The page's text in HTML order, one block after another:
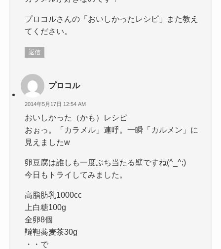
プロコルさんの「おいしかったレシピ」また教え
てください。
返信
プロコル
2014年5月17日 12:54 AM
おいしかった（かも）レシピ
おぉっ。「カラメル」連呼。一瞬「カルメン」に
見えましたw
卵豆腐は誰しも一度ぶち当たる壁ですね(^_^;)
今日もトライしてみました。
高脂肪乳1000cc
上白糖100g
全卵8個
韃靼蕎麦茶30g
・・で